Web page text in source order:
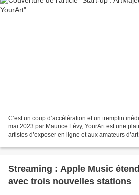
C’est un coup d’accélération et un tremplin
mai 2023 par Maurice Lévy, YourArt est une
artistes d’exposer en ligne et aux amateurs
Streaming : Apple Music
avec trois nouvelles stations